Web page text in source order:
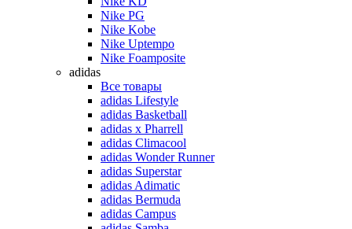
Nike PG
Nike Kobe
Nike Uptempo
Nike Foamposite
adidas
Все товары
adidas Lifestyle
adidas Basketball
adidas x Pharrell
adidas Climacool
adidas Wonder Runner
adidas Superstar
adidas Adimatic
adidas Bermuda
adidas Campus